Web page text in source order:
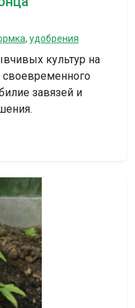
, удобрения
культур на
своевременного
завязей и